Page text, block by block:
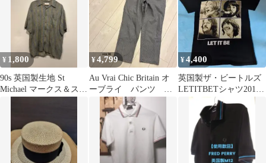
¥ 1,800
90s 英国製生地 St
Michael マークス＆スペ
¥4,799
Au Vrai Chic Britain オ
ーブライ パンツ ス
トライプ 英国製
¥4,400
英国製ザ・ビートルズ
LETITBETシャツ2012
年MADE INUKアップ